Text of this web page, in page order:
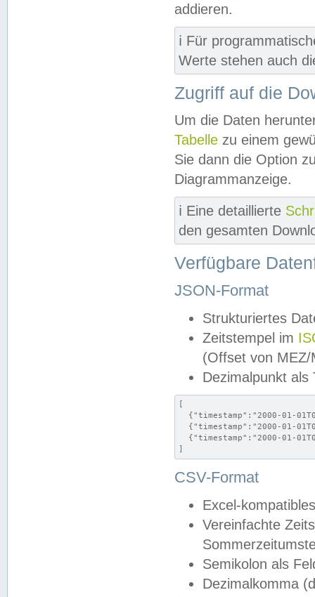
addieren.
ℹ️ Für
Werte stehen auch
Zugriff auf die
Um die Daten
Tabelle zu einem
Sie dann die Option
Diagrammanzeige.
ℹ️ Eine detaillierte
den gesamten
Verfügbare
JSON-Format
Strukturiertes
Zeitstempel im
(Offset von MEZ/
Dezimalpunkt als
[
{"timestamp":"2000-01-
{"timestamp":"2000-01-
{"timestamp":"2000-01-
]
CSV-Format
Excel-
Vereinfachte
Semikolon als
Dezimalkomma